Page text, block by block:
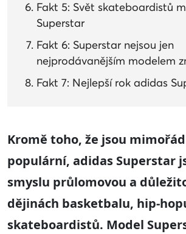
Fakt 5: Svět skateboardistů
Superstar
Fakt 6: Superstar nejsou jen
nejprodávanějším modelem
Fakt 7: Nejlepší rok adidas
Kromě toho, že jsou
populární, adidas Superstar
smyslu průlomovou a
dějinách basketbalu, hip-
skateboardistů. Model